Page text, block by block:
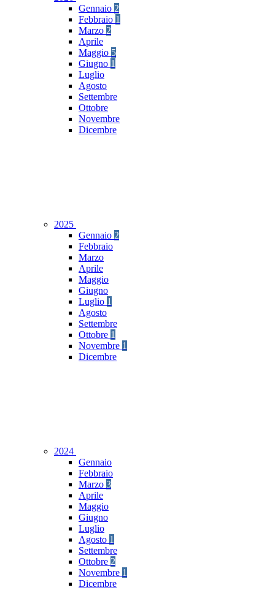
Gennaio 2
Febbraio 1
Marzo 2
Aprile
Maggio 5
Giugno 1
Luglio
Agosto
Settembre
Ottobre
Novembre
Dicembre
2025
Gennaio 2
Febbraio
Marzo
Aprile
Maggio
Giugno
Luglio 1
Agosto
Settembre
Ottobre 1
Novembre 1
Dicembre
2024
Gennaio
Febbraio
Marzo 3
Aprile
Maggio
Giugno
Luglio
Agosto 1
Settembre
Ottobre 2
Novembre 1
Dicembre